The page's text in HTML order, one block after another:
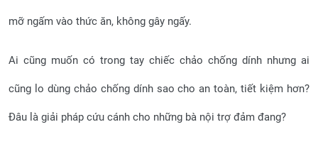
mỡ ngấm vào thức ăn, không gây ngấy.
Ai cũng muốn có trong tay chiếc chảo chống dính nhưng ai
cũng lo dùng chảo chống dính sao cho an toàn, tiết kiệm hơn?
Đâu là giải pháp cứu cánh cho những bà nội trợ đảm đang?